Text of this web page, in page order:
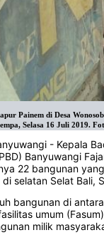
Painem di Desa
Selasa 16 Juli 2019.
- Kepala
Banyuwangi
22 bangunan
selatan Selat Bali,
bangunan di
umum
milik